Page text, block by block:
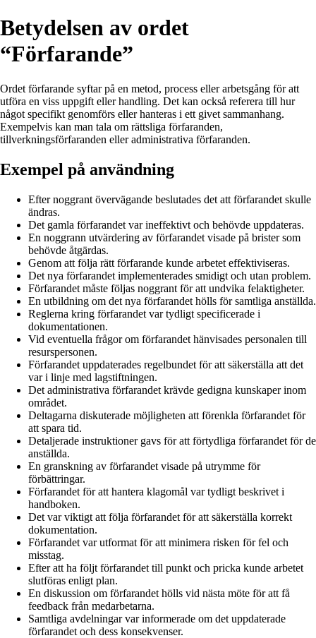
Betydelsen av ordet
“Förfarande”
Ordet förfarande syftar på en metod, process eller arbetsgång för att
utföra en viss uppgift eller handling. Det kan också referera till hur
något specifikt genomförs eller hanteras i ett givet sammanhang.
Exempelvis kan man tala om rättsliga förfaranden,
tillverkningsförfaranden eller administrativa förfaranden.
Exempel på användning
Efter noggrant övervägande beslutades det att förfarandet skulle
ändras.
Det gamla förfarandet var ineffektivt och behövde uppdateras.
En noggrann utvärdering av förfarandet visade på brister som
behövde åtgärdas.
Genom att följa rätt förfarande kunde arbetet effektiviseras.
Det nya förfarandet implementerades smidigt och utan problem.
Förfarandet måste följas noggrant för att undvika felaktigheter.
En utbildning om det nya förfarandet hölls för samtliga anställda.
Reglerna kring förfarandet var tydligt specificerade i
dokumentationen.
Vid eventuella frågor om förfarandet hänvisades personalen till
resurspersonen.
Förfarandet uppdaterades regelbundet för att säkerställa att det
var i linje med lagstiftningen.
Det administrativa förfarandet krävde gedigna kunskaper inom
området.
Deltagarna diskuterade möjligheten att förenkla förfarandet för
att spara tid.
Detaljerade instruktioner gavs för att förtydliga förfarandet för de
anställda.
En granskning av förfarandet visade på utrymme för
förbättringar.
Förfarandet för att hantera klagomål var tydligt beskrivet i
handboken.
Det var viktigt att följa förfarandet för att säkerställa korrekt
dokumentation.
Förfarandet var utformat för att minimera risken för fel och
misstag.
Efter att ha följt förfarandet till punkt och pricka kunde arbetet
slutföras enligt plan.
En diskussion om förfarandet hölls vid nästa möte för att få
feedback från medarbetarna.
Samtliga avdelningar var informerade om det uppdaterade
förfarandet och dess konsekvenser.